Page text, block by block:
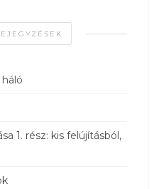
1. rész: kis felújításból,